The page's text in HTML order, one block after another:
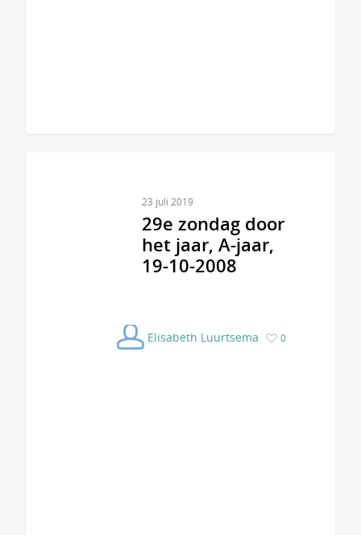
23 juli 2019
29e zondag door
het jaar, A-jaar,
19-10-2008
Elisabeth Luurtsema 0